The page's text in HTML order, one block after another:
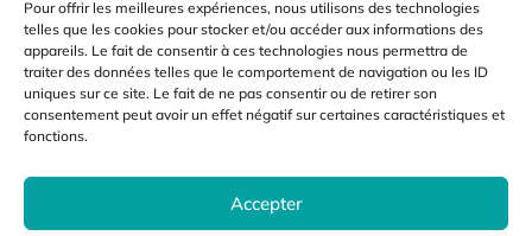
Pour offrir les meilleures expériences, nous utilisons des technologies
telles que les cookies pour stocker et/ou accéder aux informations des
appareils. Le fait de consentir à ces technologies nous permettra de
traiter des données telles que le comportement de navigation ou les ID
uniques sur ce site. Le fait de ne pas consentir ou de retirer son
consentement peut avoir un effet négatif sur certaines caractéristiques et
fonctions.
Accepter
Référencement naturel
Netliniking
contact@radiusdesign.fr